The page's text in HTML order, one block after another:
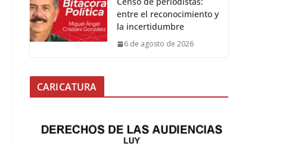
entre el reconocimiento y
la incertidumbre
6 de agosto de 2026
CARICATURA